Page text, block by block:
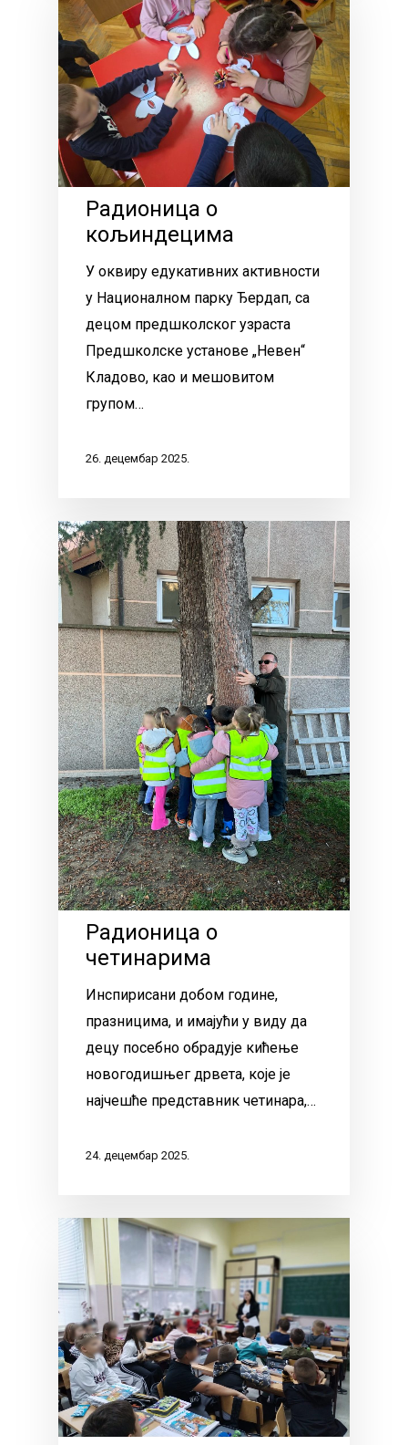
Радионица о
кољиндецима
У оквиру едукативних активности
у Националном парку Ђердап, са
децом предшколског узраста
Предшколске установе „Невен“
Кладово, као и мешовитом
групом…
26. децембар 2025.
Радионица о
четинарима
Инспирисани добом године,
празницима, и имајући у виду да
децу посебно обрадује кићење
новогодишњег дрвета, које је
најчешће представник четинара,…
24. децембар 2025.